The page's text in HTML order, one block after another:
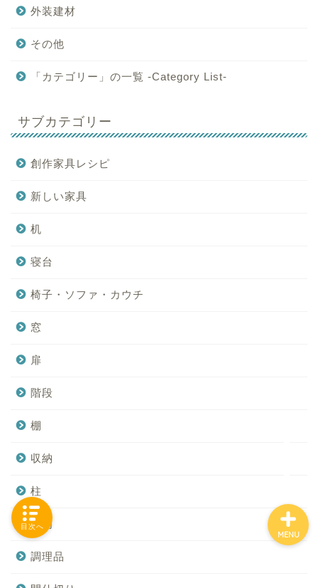
外装建材
その他
「カテゴリー」の一覧 -Category List-
サブカテゴリー
創作家具レシピ
新しい家具
机
寝台
椅子・ソファ・カウチ
窓
扉
階段
棚
収納
柱
照明
調理品
MENU
目次へ